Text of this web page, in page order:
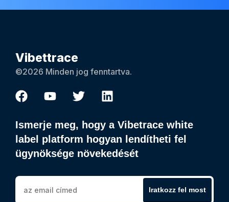
Vibettrace
©2026 Minden jog fenntartva.
Ismerje meg, hogy a Vibetrace white
label platform hogyan lendítheti fel
ügynöksége növekedését
Iratkozz fel most